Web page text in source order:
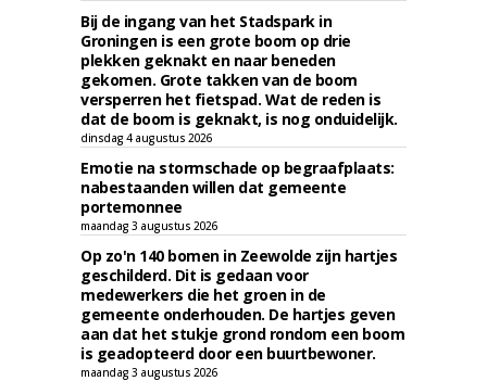
Bij de ingang van het Stadspark in
Groningen is een grote boom op drie
plekken geknakt en naar beneden
gekomen. Grote takken van de boom
versperren het fietspad. Wat de reden is
dat de boom is geknakt, is nog onduidelijk.
dinsdag 4 augustus 2026
Emotie na stormschade op begraafplaats:
nabestaanden willen dat gemeente
portemonnee
maandag 3 augustus 2026
Op zo'n 140 bomen in Zeewolde zijn hartjes
geschilderd. Dit is gedaan voor
medewerkers die het groen in de
gemeente onderhouden. De hartjes geven
aan dat het stukje grond rondom een boom
is geadopteerd door een buurtbewoner.
maandag 3 augustus 2026